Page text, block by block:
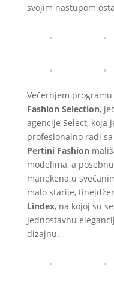
svojim nastupom
Večernjem
Fashion Selection,
agencije Select, koja
profesionalno radi
Pertini Fashion
modelima, a
manekena u
malo starije,
Lindex, na kojoj su
jednostavnu
dizajnu.